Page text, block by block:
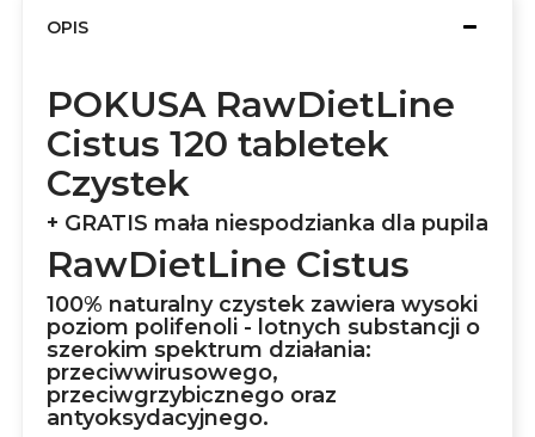
OPIS
POKUSA RawDietLine
Cistus 120 tabletek
Czystek
+ GRATIS mała niespodzianka dla pupila
RawDietLine Cistus
100% naturalny czystek zawiera wysoki
poziom polifenoli - lotnych substancji o
szerokim spektrum działania:
przeciwwirusowego,
przeciwgrzybicznego oraz
antyoksydacyjnego.